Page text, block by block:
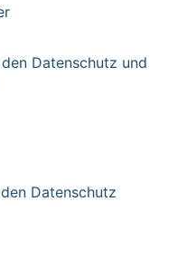
Datenschutz und
Datenschutz